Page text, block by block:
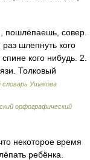
совер.
шлепнуть кого
кого нибудь. 2.
Толковый
словарь Ушакова
орфографический
некоторое время
ребёнка.